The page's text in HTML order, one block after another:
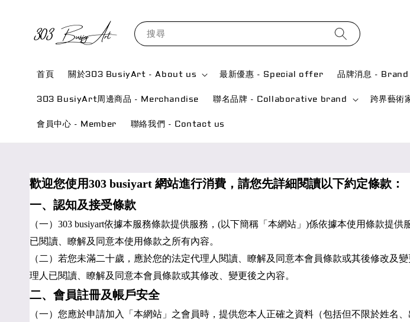
搜尋
首頁 關於303 BusiyArt - About us 最新優惠 - Special offer 品牌消息 -
303 BusiyArt周邊商品 - Merchandise 聯名品牌 - Collaborative brand 跨界藝
會員中心 - Member 聯絡我們 - Contact us
歡迎您使用303 busiyart 網站進行消費，請您先詳細閱讀以下約定條款：
一、認知及接受條款
（一）303 busiyart依據本服務條款提供服務，(以下簡稱「本網站」)係依據本使用條款提
已閱讀、瞭解及同意本使用條款之所有內容。
（二）若您未滿二十歲，應於您的法定代理人閱讀、瞭解及同意本會員條款或其後修改
理人已閱讀、瞭解及同意本會員條款或其修改、變更後之內容。
二、會員註冊及帳戶安全
（一）您應於申請加入「本網站」之會員時，提供您本人正確之資料（包括但不限於姓